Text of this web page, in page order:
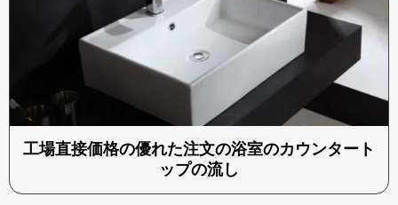
工場直接価格の優れた注文の浴室のカウンタート
ップの流し